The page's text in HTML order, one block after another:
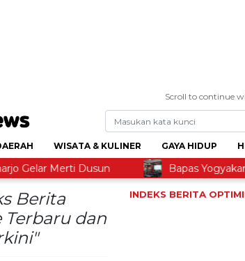
Scroll to continue
WISATA & KULINER GAYA HIDUP
Merti Dusun Bapas Yogyakarta
INDEKS BERITA
Berita
dan